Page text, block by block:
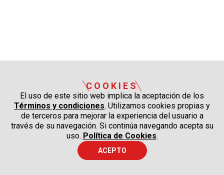
COOKIES
El uso de este sitio web implica la aceptación de los
Términos y condiciones. Utilizamos cookies propias y
de terceros para mejorar la experiencia del usuario a
través de su navegación. Si continúa navegando acepta su
uso. Política de Cookies.
ACEPTO